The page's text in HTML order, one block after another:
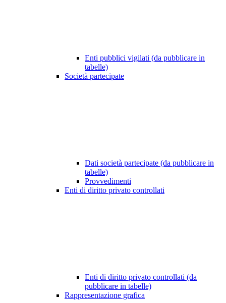
Enti pubblici vigilati (da pubblicare in
tabelle)
Società partecipate
Dati società partecipate (da pubblicare in
tabelle)
Provvedimenti
Enti di diritto privato controllati
Enti di diritto privato controllati (da
pubblicare in tabelle)
Rappresentazione grafica